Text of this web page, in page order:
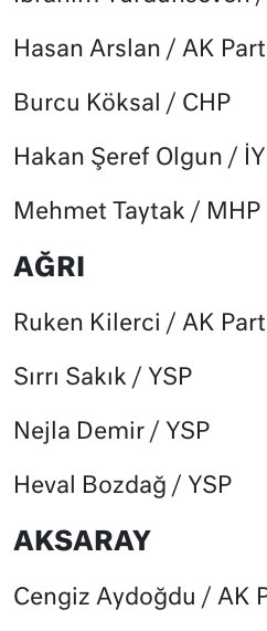
Hasan Arslan / AK
Burcu Köksal / CHP
Hakan Şeref Olgun /
Mehmet Taytak / MHP
AĞRI
Ruken Kilerci / AK
Sırrı Sakık / YSP
Nejla Demir / YSP
Heval Bozdağ / YSP
AKSARAY
Cengiz Aydoğdu / AK